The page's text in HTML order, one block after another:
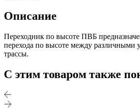
Описание
Переходник по высоте ПВБ
перехода по высоте между различными
трассы.
С этим товаром также